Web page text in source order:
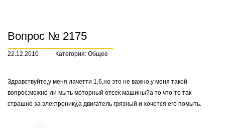
Вопрос № 2175
22.12.2010 Категория: Общее
Здравствуйте,у меня лачетти 1,6,но это не важно,у меня такой
вопрос:можно-ли мыть моторный отсек машины?а то что-то так
страшно за электронику,а двигатель грязный и хочется его помыть.